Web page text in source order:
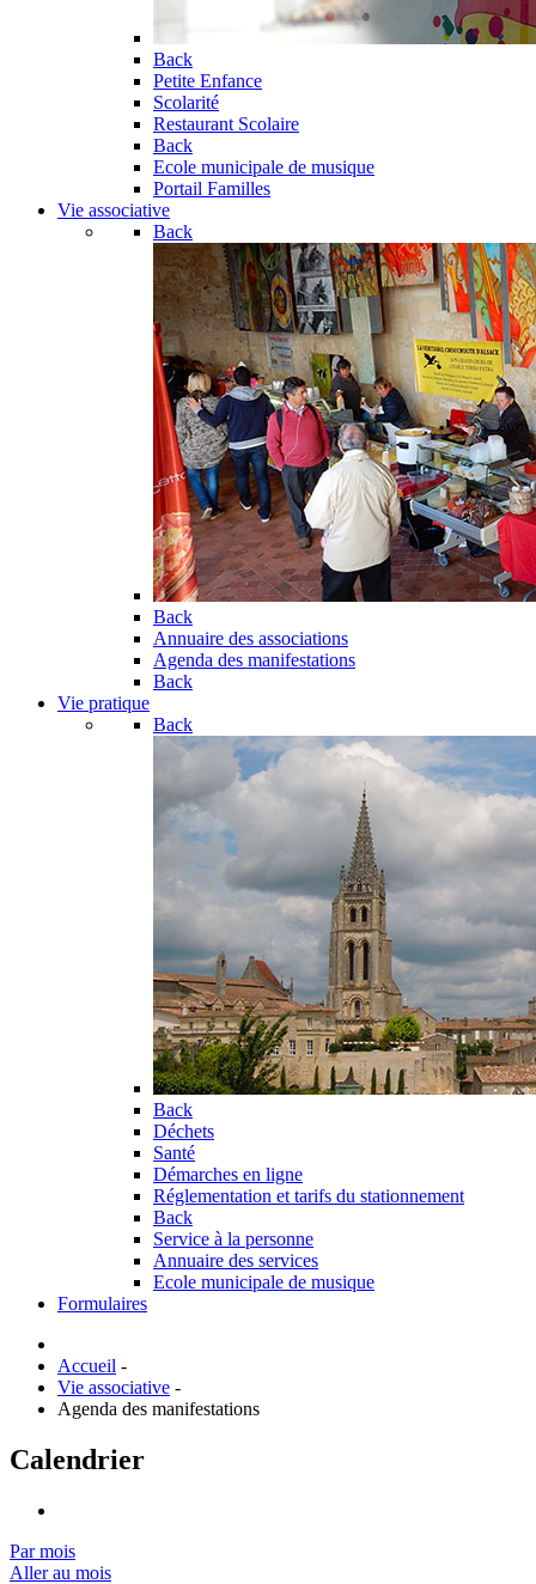
Back
Petite Enfance
Scolarité
Restaurant Scolaire
Back
Ecole municipale de musique
Portail Familles
Vie associative
Back
Back
Annuaire des associations
Agenda des manifestations
Back
Vie pratique
Back
Back
Déchets
Santé
Démarches en ligne
Réglementation et tarifs du stationnement
Back
Service à la personne
Annuaire des services
Ecole municipale de musique
Formulaires
Accueil -
Vie associative -
Agenda des manifestations
Calendrier
Par mois
Aller au mois